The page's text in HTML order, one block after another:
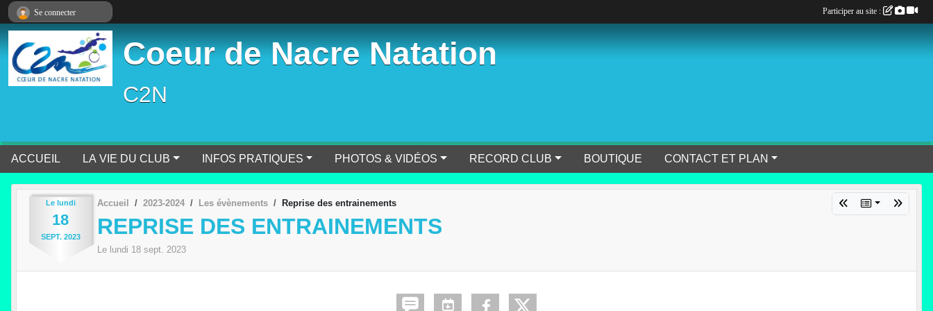
Coeur de Nacre Natation
C2N
ACCUEIL LA VIE DU CLUB INFOS PRATIQUES PHOTOS & VIDÉOS RECORD CLUB BOUTIQUE CONTACT ET PLAN
Le lundi
18
SEPT. 2023
Accueil 2023-2024 Les évènements Reprise des entrainements
REPRISE DES ENTRAINEMENTS
Le lundi 18 sept. 2023
Se connecter Participer au site :
Panneau de gestion des cookies